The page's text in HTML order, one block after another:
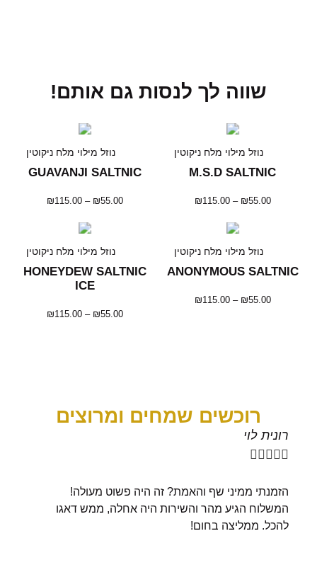
שווה לך לנסות גם אותם!
נוזל מילוי מלח ניקוטין
M.S.D SALTNIC
₪55.00
–
₪115.00
נוזל מילוי מלח ניקוטין
GUAVANJI SALTNIC
₪55.00
–
₪115.00
נוזל מילוי מלח ניקוטין
ANONYMOUS SALTNIC
₪55.00
–
₪115.00
נוזל מילוי מלח ניקוטין
HONEYDEW SALTNIC
ICE
₪55.00
–
₪115.00
רוכשים שמחים ומרוצים
רונית לוי
    
הזמנתי ממיני שף והאמת? זה היה פשוט מעולה!
המשלוח הגיע מהר והשירות היה אחלה, ממש דאגו
להכל. ממליצה בחום!